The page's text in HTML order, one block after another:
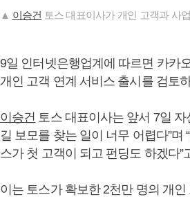
▲ 이승건 토스 대표이사가 개인 고객과 사
9일 인터넷은행업계에 따르면 카카
개인 고객 연계 서비스 출시를 검토
이승건 토스 대표이사는 앞서 7일
길 보모를 찾는 일이 너무 어렵다”
스가 첫 고객이 되고 펀딩도 하겠다”
이는 토스가 확보한 2천만 명의 개